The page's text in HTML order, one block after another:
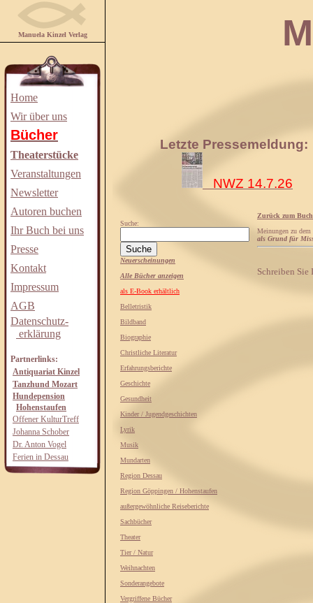
Manuela Kinzel Verlag
Home
Wir über uns
Bücher
Theaterstücke
Veranstaltungen
Newsletter
Autoren buchen
Ihr Buch bei uns
Presse
Kontakt
Impressum
AGB
Datenschutz-
erklärung
Partnerlinks:
Antiquariat Kinzel
Tanzhund Mozart
Hundepension
Hohenstaufen
Offener KulturTreff
Johanna Schober
Dr. Anton Vogel
Ferien in Dessau
Letzte Pressemeldung:
NWZ 14.7.26
Suche:
Neuerscheinungen
Alle Bücher anzeigen
als E-Book erhältlich
Belletristik
Bildband
Biographie
Christliche Literatur
Erfahrungsberichte
Geschichte
Gesundheit
Kinder / Jugendgeschichten
Lyrik
Musik
Mundarten
Region Dessau
Region Göppingen / Hohenstaufen
außergewöhnliche Reiseberichte
Sachbücher
Theater
Tier / Natur
Weihnachten
Sonderangebote
Vergriffene Bücher
Zurück zum Buch
Meinungen zu
als Grund für
Schreiben